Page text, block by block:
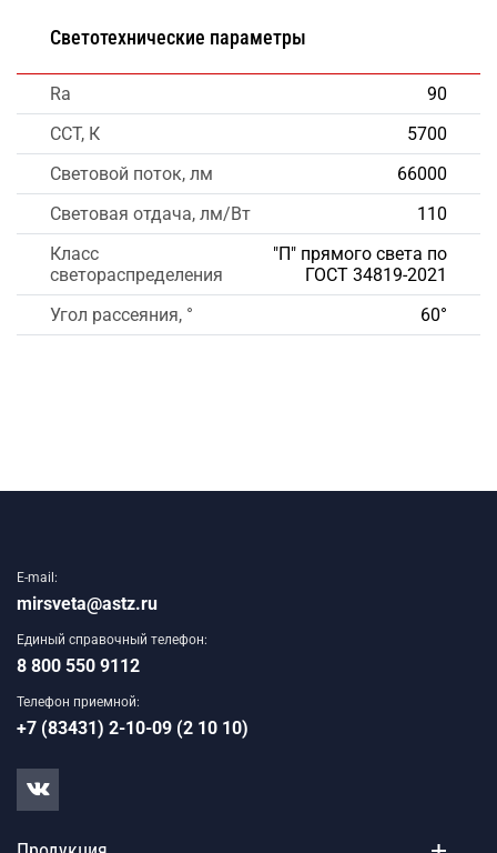
Светотехнические параметры
Ra
90
CCT, К
5700
Световой поток, лм
66000
Световая отдача, лм/Вт
110
Класс
светораспределения
"П" прямого света по
ГОСТ 34819-2021
Угол рассеяния, °
60°
E-mail:
mirsveta@astz.ru
Единый справочный телефон:
8 800 550 9112
Телефон приемной:
+7 (83431) 2-10-09 (2 10 10)